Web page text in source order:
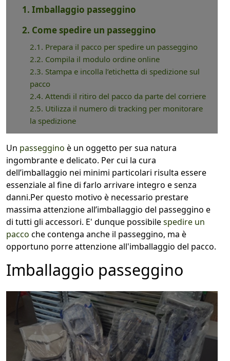
1. Imballaggio passeggino
2. Come spedire un passeggino
2.1. Prepara il pacco per spedire un passeggino
2.2. Compila il modulo ordine online
2.3. Stampa e incolla l’etichetta di spedizione sul
pacco
2.4. Attendi il ritiro del pacco da parte del corriere
2.5. Utilizza il numero di tracking per monitorare
la spedizione
Un passeggino è un oggetto per sua natura
ingombrante e delicato. Per cui la cura
dell’imballaggio nei minimi particolari risulta essere
essenziale al fine di farlo arrivare integro e senza
danni.Per questo motivo è necessario prestare
massima attenzione all’imballaggio del passeggino e
di tutti gli accessori. E' dunque possibilespedire un
pacco che contenga anche il passeggino, ma è
opportuno porre attenzione all'imballaggio del pacco.
Imballaggio passeggino